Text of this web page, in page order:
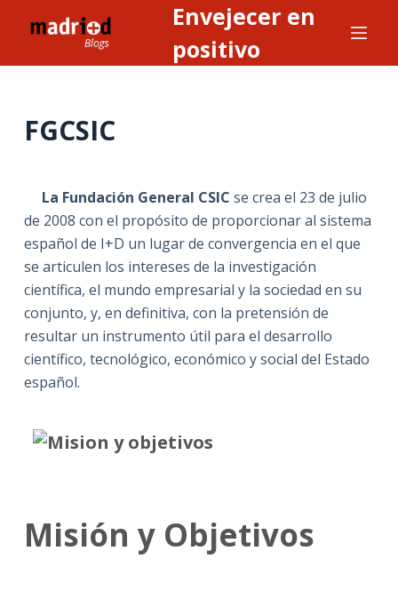
l
o
n
e
n
d
o
Envejecer en
positivo
FGCSIC
La Fundación General CSIC se crea el 23 de julio
de 2008 con el propósito de proporcionar al sistema
español de I+D un lugar de convergencia en el que
se articulen los intereses de la investigación
científica, el mundo empresarial y la sociedad en su
conjunto, y, en definitiva, con la pretensión de
resultar un instrumento útil para el desarrollo
científico, tecnológico, económico y social del Estado
español.
Misión y Objetivos